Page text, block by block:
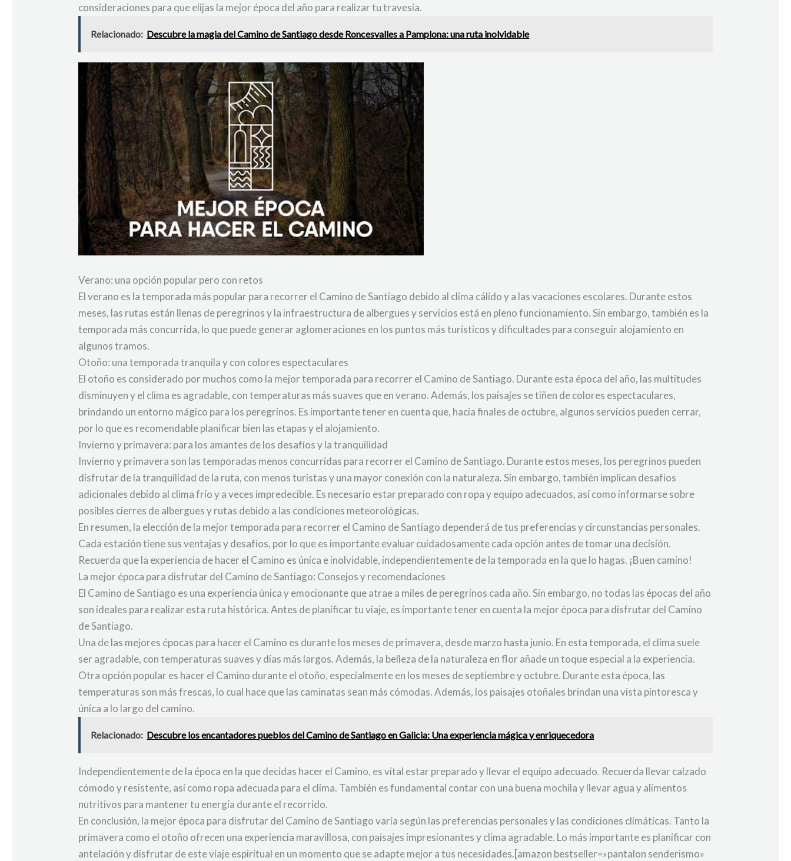
consideraciones para que elijas la mejor época del año para realizar tu travesía.
Relacionado: Descubre la magia del Camino de Santiago desde Roncesvalles a Pamplona: una ruta inolvidable
Verano: una opción popular pero con retos
El verano es la temporada más popular para recorrer el Camino de Santiago debido al clima cálido y a las vacaciones escolares. Durante estos
meses, las rutas están llenas de peregrinos y la infraestructura de albergues y servicios está en pleno funcionamiento. Sin embargo, también es la
temporada más concurrida, lo que puede generar aglomeraciones en los puntos más turísticos y dificultades para conseguir alojamiento en
algunos tramos.
Otoño: una temporada tranquila y con colores espectaculares
El otoño es considerado por muchos como la mejor temporada para recorrer el Camino de Santiago. Durante esta época del año, las multitudes
disminuyen y el clima es agradable, con temperaturas más suaves que en verano. Además, los paisajes se tiñen de colores espectaculares,
brindando un entorno mágico para los peregrinos. Es importante tener en cuenta que, hacia finales de octubre, algunos servicios pueden cerrar,
por lo que es recomendable planificar bien las etapas y el alojamiento.
Invierno y primavera: para los amantes de los desafíos y la tranquilidad
Invierno y primavera son las temporadas menos concurridas para recorrer el Camino de Santiago. Durante estos meses, los peregrinos pueden
disfrutar de la tranquilidad de la ruta, con menos turistas y una mayor conexión con la naturaleza. Sin embargo, también implican desafíos
adicionales debido al clima frío y a veces impredecible. Es necesario estar preparado con ropa y equipo adecuados, así como informarse sobre
posibles cierres de albergues y rutas debido a las condiciones meteorológicas.
En resumen, la elección de la mejor temporada para recorrer el Camino de Santiago dependerá de tus preferencias y circunstancias personales.
Cada estación tiene sus ventajas y desafíos, por lo que es importante evaluar cuidadosamente cada opción antes de tomar una decisión.
Recuerda que la experiencia de hacer el Camino es única e inolvidable, independientemente de la temporada en la que lo hagas. ¡Buen camino!
La mejor época para disfrutar del Camino de Santiago: Consejos y recomendaciones
El Camino de Santiago es una experiencia única y emocionante que atrae a miles de peregrinos cada año. Sin embargo, no todas las épocas del año
son ideales para realizar esta ruta histórica. Antes de planificar tu viaje, es importante tener en cuenta la mejor época para disfrutar del Camino
de Santiago.
Una de las mejores épocas para hacer el Camino es durante los meses de primavera, desde marzo hasta junio. En esta temporada, el clima suele
ser agradable, con temperaturas suaves y días más largos. Además, la belleza de la naturaleza en flor añade un toque especial a la experiencia.
Otra opción popular es hacer el Camino durante el otoño, especialmente en los meses de septiembre y octubre. Durante esta época, las
temperaturas son más frescas, lo cual hace que las caminatas sean más cómodas. Además, los paisajes otoñales brindan una vista pintoresca y
única a lo largo del camino.
Relacionado: Descubre los encantadores pueblos del Camino de Santiago en Galicia: Una experiencia mágica y enriquecedora
Independientemente de la época en la que decidas hacer el Camino, es vital estar preparado y llevar el equipo adecuado. Recuerda llevar calzado
cómodo y resistente, así como ropa adecuada para el clima. También es fundamental contar con una buena mochila y llevar agua y alimentos
nutritivos para mantener tu energía durante el recorrido.
En conclusión, la mejor época para disfrutar del Camino de Santiago varía según las preferencias personales y las condiciones climáticas. Tanto la
primavera como el otoño ofrecen una experiencia maravillosa, con paisajes impresionantes y clima agradable. Lo más importante es planificar con
antelación y disfrutar de este viaje espiritual en un momento que se adapte mejor a tus necesidades.[amazon bestseller=»pantalon senderismo»